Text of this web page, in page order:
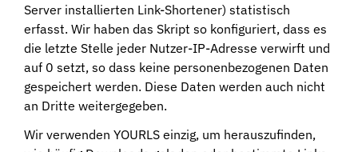
Server installierten Link-Shortener) statistisch
erfasst. Wir haben das Skript so konfiguriert, dass es
die letzte Stelle jeder Nutzer-IP-Adresse verwirft und
auf 0 setzt, so dass keine personenbezogenen Daten
gespeichert werden. Diese Daten werden auch nicht
an Dritte weitergegeben.
Wir verwenden YOURLS einzig, um herauszufinden,